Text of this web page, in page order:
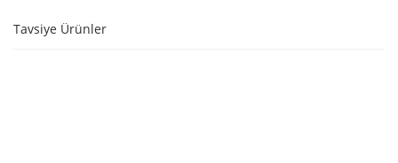
Tavsiye Ürünler